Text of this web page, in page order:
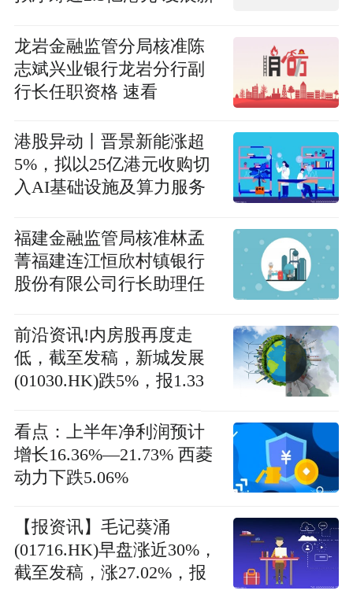
龙岩金融监管分局核准陈
志斌兴业银行龙岩分行副
行长任职资格 速看
港股异动丨晋景新能涨超
5%，拟以25亿港元收购切
入AI基础设施及算力服务
福建金融监管局核准林孟
菁福建连江恒欣村镇银行
股份有限公司行长助理任
前沿资讯!内房股再度走
低，截至发稿，新城发展
(01030.HK)跌5%，报1.33
看点：上半年净利润预计
增长16.36%—21.73% 西菱
动力下跌5.06%
【报资讯】毛记葵涌
(01716.HK)早盘涨近30%，
截至发稿，涨27.02%，报